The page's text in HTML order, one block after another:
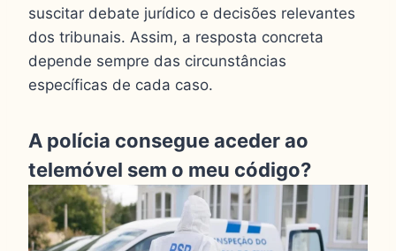
suscitar debate jurídico e decisões relevantes
dos tribunais. Assim, a resposta concreta
depende sempre das circunstâncias
específicas de cada caso.
A polícia consegue aceder ao
telemóvel sem o meu código?